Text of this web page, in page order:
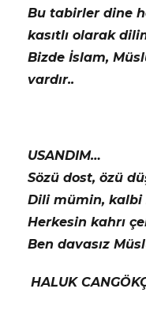
Bu tabirler dine
kasıtlı olarak
Bizde İslam,
vardır..
USANDIM…
Sözü dost, özü
Dili mümin, kalbi
Herkesin kahrı
Ben davasız
HALUK